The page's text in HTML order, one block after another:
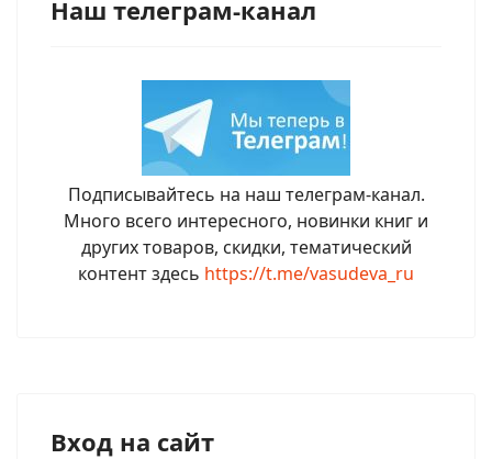
Наш телеграм-канал
Подписывайтесь на наш телеграм-канал.
Много всего интересного, новинки книг и
других товаров, скидки, тематический
контент здесь https://t.me/vasudeva_ru
Вход на сайт